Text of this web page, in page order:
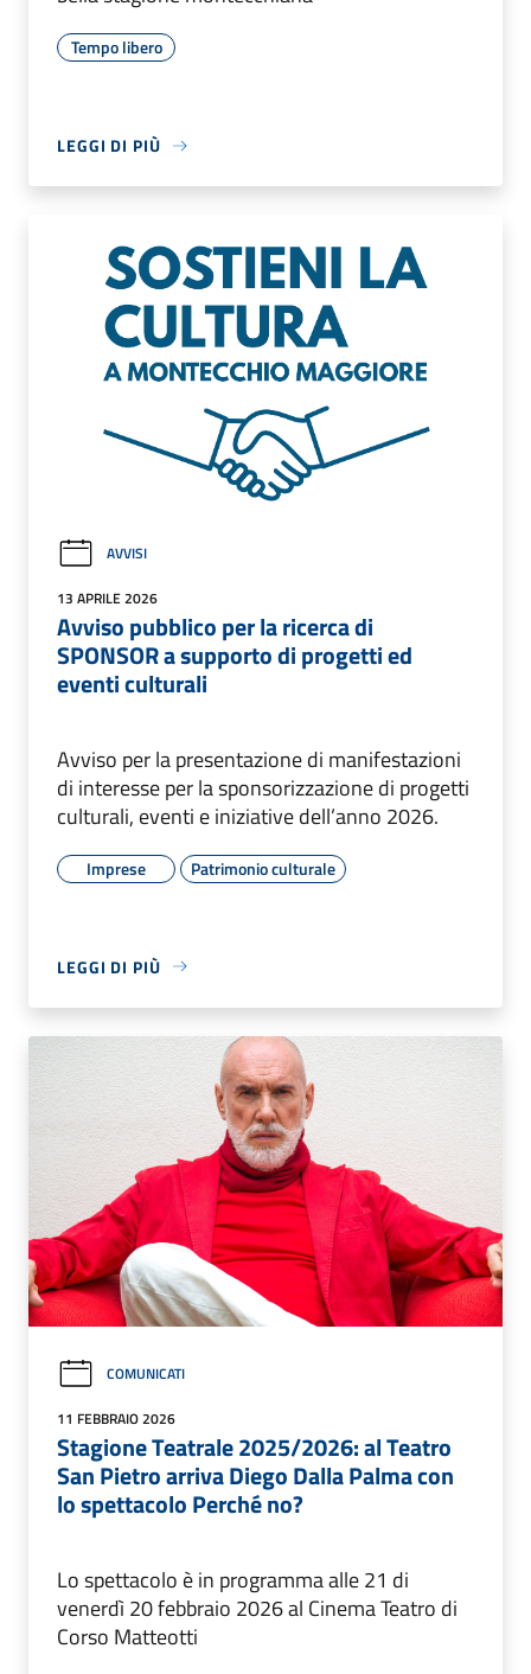
Tempo libero
LEGGI DI PIÙ
AVVISI
13 APRILE 2026
Avviso pubblico per la ricerca di
SPONSOR a supporto di progetti ed
eventi culturali
Avviso per la presentazione di manifestazioni
di interesse per la sponsorizzazione di progetti
culturali, eventi e iniziative dell’anno 2026.
Imprese Patrimonio culturale
LEGGI DI PIÙ
COMUNICATI
11 FEBBRAIO 2026
Stagione Teatrale 2025/2026: al Teatro
San Pietro arriva Diego Dalla Palma con
lo spettacolo Perché no?
Lo spettacolo è in programma alle 21 di
venerdì 20 febbraio 2026 al Cinema Teatro di
Corso Matteotti